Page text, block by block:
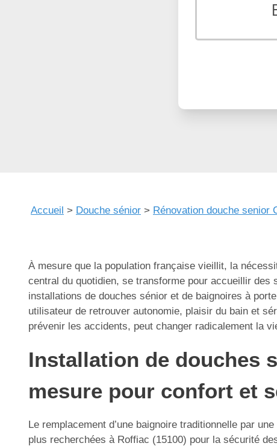
Accueil > Douche sénior > Rénovation douche senior
À mesure que la population française vieillit, la
central du quotidien, se transforme pour accueillir
installations de douches sénior et de baignoires à
utilisateur de retrouver autonomie, plaisir du bain et
prévenir les accidents, peut changer radicalement la
Installation de douches
mesure pour confort et
Le remplacement d’une baignoire traditionnelle par
plus recherchées à Roffiac (15100) pour la sécurité